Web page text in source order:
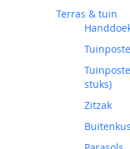
Terras & tuin
stuks)
Zitzak